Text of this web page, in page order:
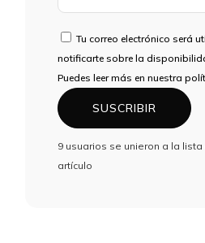
DIRECCIÓN
DE
CORREO
ELECTRÓNICO
PARA
UNIRTE
LA
LISTA
Tu correo electrónico será
notificarte sobre la
Puedes leer más en nuestra
SUSCRIBIR
9 usuarios se unieron a la
artículo